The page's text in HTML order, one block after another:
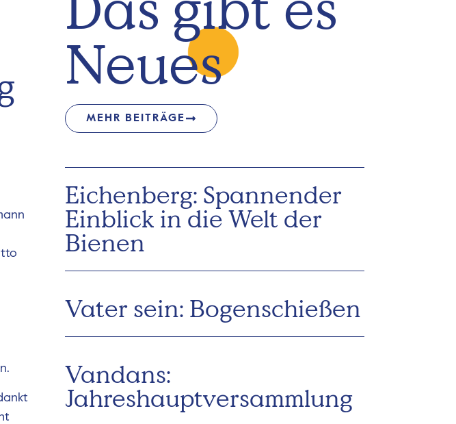
Neues
MEHR BEITRÄGE
Eichenberg: Spannender
Einblick in die Welt der
Bienen
Vater sein: Bogenschießen
Vandans:
Jahreshauptversammlung